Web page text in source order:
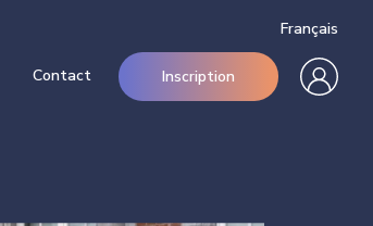
Contact Inscription
Français